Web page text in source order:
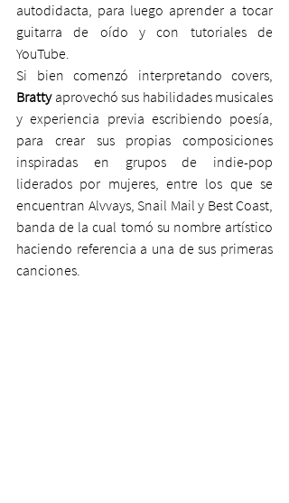
autodidacta, para luego aprender a tocar
guitarra de oído y con tutoriales de
YouTube.
Bratty aprovechó sus habilidades musicales
y experiencia previa escribiendo poesía,
para crear sus propias composiciones
inspiradas en grupos de indie-pop
liderados por mujeres, entre los que se
encuentran Alvvays, Snail Mail y Best Coast,
banda de la cual tomó su nombre artístico
haciendo referencia a una de sus primeras
canciones.